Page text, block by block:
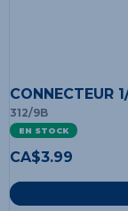
CONNECTEUR
312/9B
EN STOCK
CA$3.99